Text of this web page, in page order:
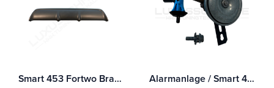
Smart 453 Fortwo Brabus Style Heckmittelteil Alarmanlage / Smart 453 ForTwo + ForFour